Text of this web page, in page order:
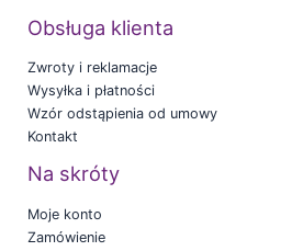
Obsługa klienta
Zwroty i reklamacje
Wysyłka i płatności
Wzór odstąpienia od umowy
Kontakt
Na skróty
Moje konto
Zamówienie